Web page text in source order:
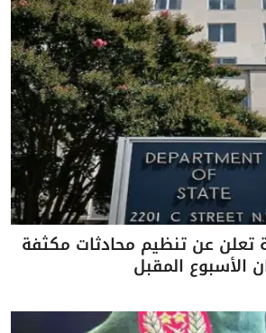
تعلن عن تنظيم محادثات مكثفة
الأسبوع المقبل